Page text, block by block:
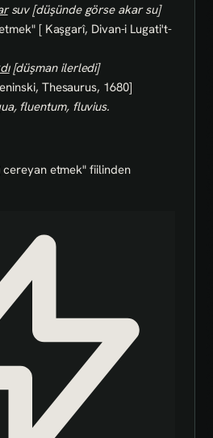
suv [düşünde görse akar su]
[ Kaşgarî, Divan-i Lugati't-
[düşman ilerledi]
Thesaurus, 1680]
fluentum, fluvius.
cereyan etmek" fiilinden